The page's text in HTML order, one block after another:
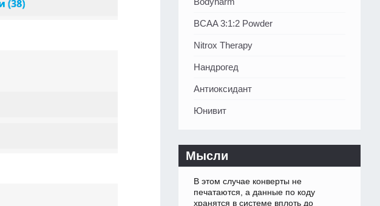
BCAA 3:1:2 Powder
Nitrox Therapy
Нандрогед
Антиоксидант
Юнивит
Мысли
В этом случае конверты не
печатаются, а данные по коду
хранятся в системе вплоть до